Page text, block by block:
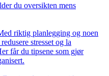
du oversikten mens
riktig planlegging og noen
stresset og la
får du tipsene som gjør